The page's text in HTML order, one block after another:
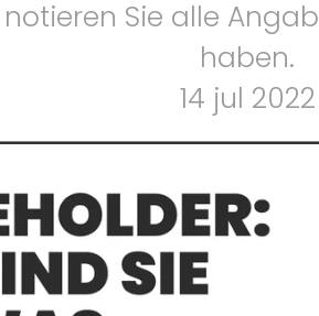
Sie alle
haben.
14 jul 2022